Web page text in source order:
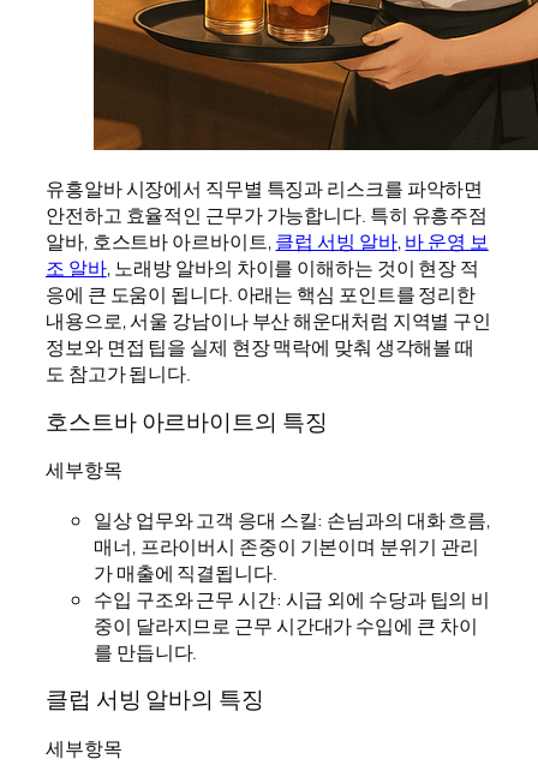
유흥알바 시장에서 직무별 특징과 리스크를 파악하면
안전하고 효율적인 근무가 가능합니다. 특히 유흥주점
알바, 호스트바 아르바이트,클럽 서빙 알바,바 운영 보
조 알바, 노래방 알바의 차이를 이해하는 것이 현장 적
응에 큰 도움이 됩니다. 아래는 핵심 포인트를 정리한
내용으로, 서울 강남이나 부산 해운대처럼 지역별 구인
정보와 면접 팁을 실제 현장 맥락에 맞춰 생각해볼 때
도 참고가 됩니다.
호스트바 아르바이트의 특징
세부항목
일상 업무와 고객 응대 스킬: 손님과의 대화 흐름,
매너, 프라이버시 존중이 기본이며 분위기 관리
가 매출에 직결됩니다.
수입 구조와 근무 시간: 시급 외에 수당과 팁의 비
중이 달라지므로 근무 시간대가 수입에 큰 차이
를 만듭니다.
클럽 서빙 알바의 특징
세부항목